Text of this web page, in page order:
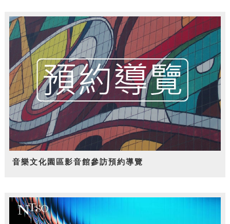
音樂文化園區影音館參訪預約導覽